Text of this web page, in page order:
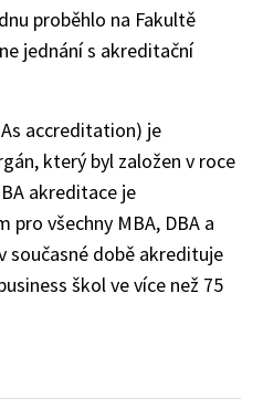
proběhlo na Fakultě
jednání s akreditační
accreditation) je
který byl založen v roce
akreditace je
všechny MBA, DBA a
současné době akredituje
škol ve více než 75